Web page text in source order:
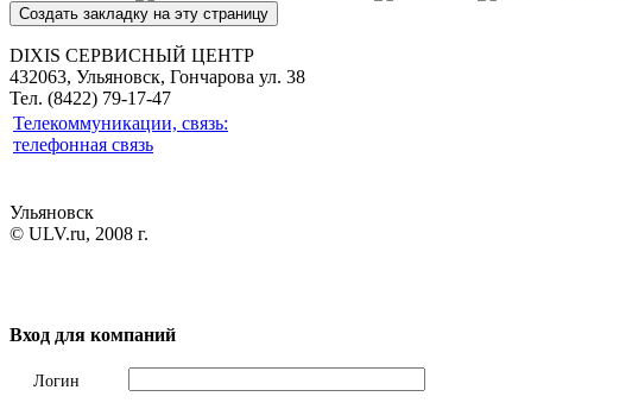
DIXIS СЕРВИСНЫЙ ЦЕНТР
432063, Ульяновск, Гончарова ул. 38
Тел. (8422) 79-17-47
Телекоммуникации, связь:
телефонная связь
Ульяновск
© ULV.ru, 2008 г.
Вход для компаний
Логин